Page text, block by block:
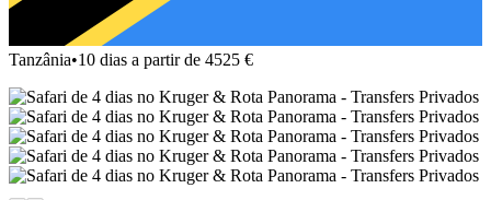
Tanzânia•10 dias a partir de 4525 €